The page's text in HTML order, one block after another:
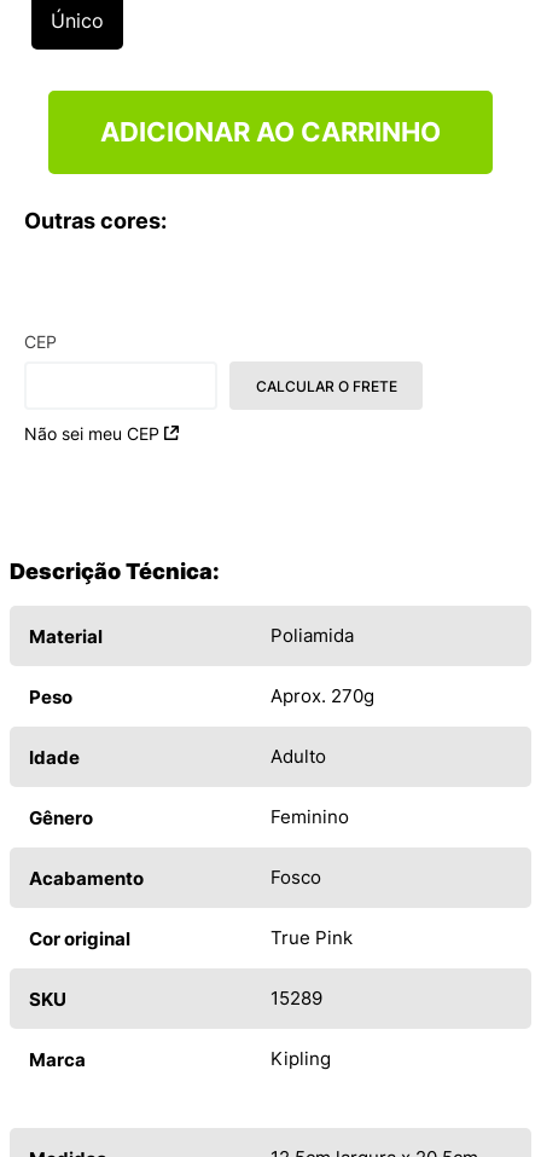
Único
ADICIONAR AO CARRINHO
Outras cores:
CEP
Não sei meu CEP
CALCULAR O FRETE
Descrição Técnica:
Material Poliamida
Peso Aprox. 270g
Idade Adulto
Gênero Feminino
Acabamento Fosco
Cor original True Pink
SKU 15289
Marca Kipling
º
NEW 530
10º VEJA COUNTRY